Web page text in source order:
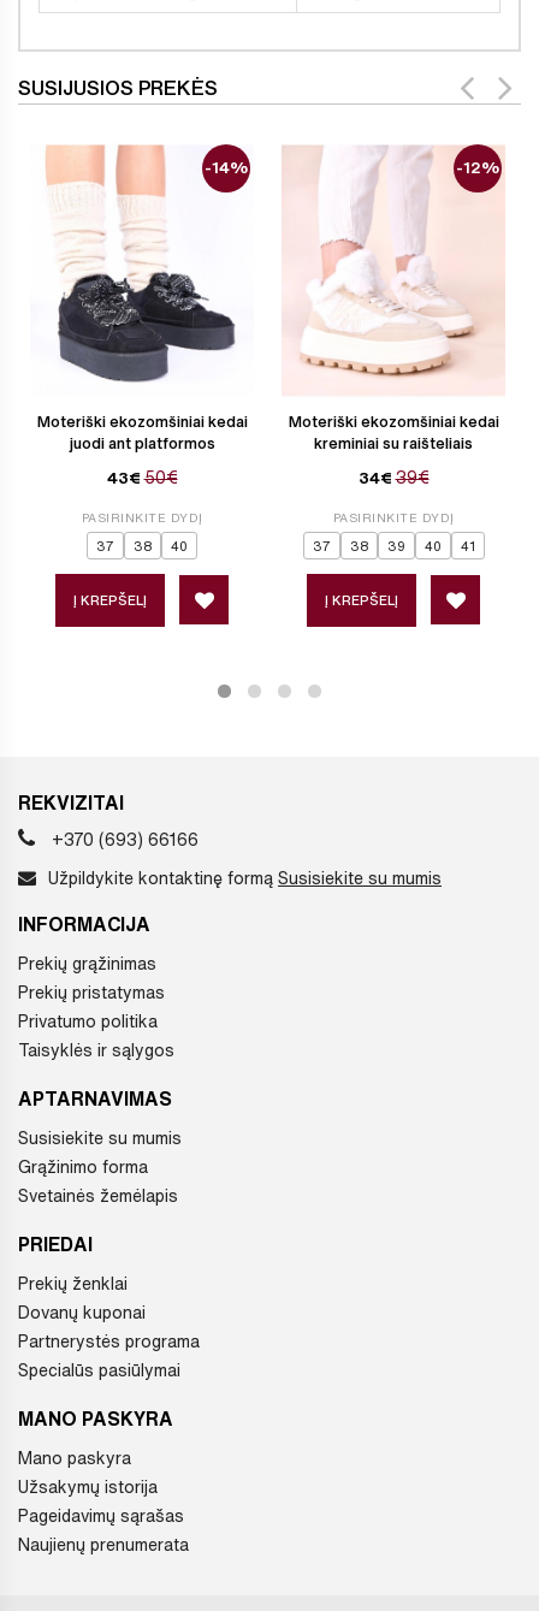
SUSIJUSIOS PREKĖS
Moteriški ekozomšiniai kedai
juodi ant platformos
43€ 50€
-14%
PASIRINKITE DYDĮ
37 38 40
Į KREPŠELĮ
Moteriški ekozomšiniai kedai
kreminiai su raišteliais
34€ 39€
-12%
PASIRINKITE DYDĮ
37 38 39 40 41
Į KREPŠELĮ
REKVIZITAI
+370 (693) 66166
Užpildykite kontaktinę formą Susisiekite su mumis
INFORMACIJA
Prekių grąžinimas
Prekių pristatymas
Privatumo politika
Taisyklės ir sąlygos
APTARNAVIMAS
Susisiekite su mumis
Grąžinimo forma
Svetainės žemėlapis
PRIEDAI
Prekių ženklai
Dovanų kuponai
Partnerystės programa
Specialūs pasiūlymai
MANO PASKYRA
Mano paskyra
Užsakymų istorija
Pageidavimų sąrašas
Naujienų prenumerata